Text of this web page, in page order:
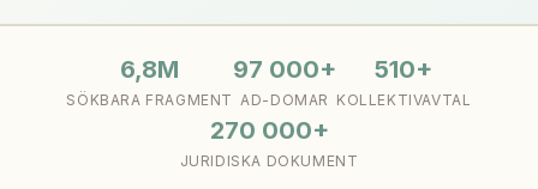
6,8M
SÖKBARA FRAGMENT
97 000+
AD-DOMAR
510+
KOLLEKTIVAVTAL
270 000+
JURIDISKA DOKUMENT